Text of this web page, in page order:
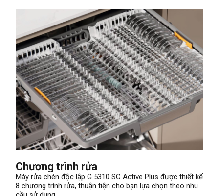
Chương trình rửa
Máy rửa chén độc lập G 5310 SC Active Plus được thiết kế
8 chương trình rửa, thuận tiện cho bạn lựa chọn theo nhu